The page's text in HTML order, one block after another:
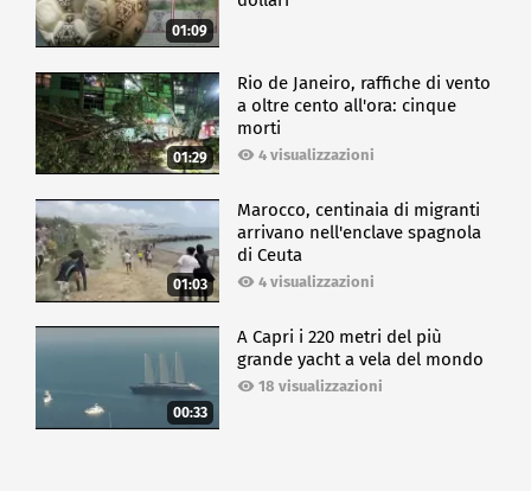
01:09
01:29
Rio de Janeiro, raffiche di vento
a oltre cento all'ora: cinque
morti
4 visualizzazioni
01:03
Marocco, centinaia di migranti
arrivano nell'enclave spagnola
di Ceuta
4 visualizzazioni
00:33
A Capri i 220 metri del più
grande yacht a vela del mondo
18 visualizzazioni